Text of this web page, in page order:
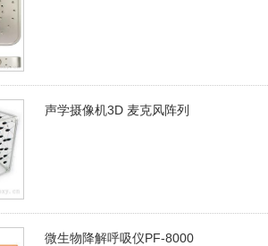
声学摄像机3D 麦克风阵列
微生物降解呼吸仪PF-8000